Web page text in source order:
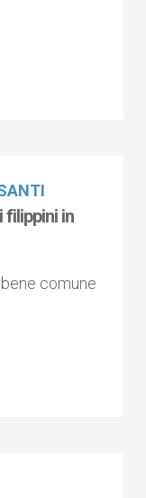
filippini in
comune